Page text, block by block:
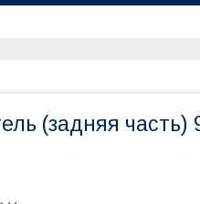
(задняя часть)